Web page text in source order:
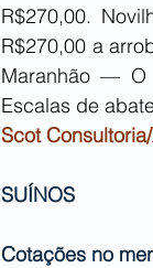
R$270,00.
R$270,00 a
Maranhão — O
Escalas de
Scot
SUÍNOS
Cotações no